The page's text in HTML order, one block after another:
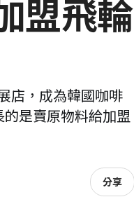
盟飛輪
店，成為韓國咖啡
是賣原物料給加盟
分享